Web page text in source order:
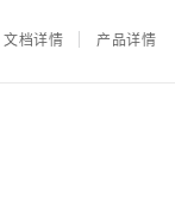
1.7上
9443
挺
文档详情 产品详情